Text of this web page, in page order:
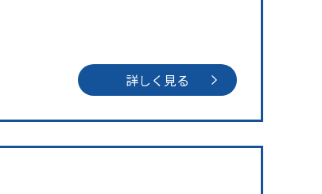
詳しく見る